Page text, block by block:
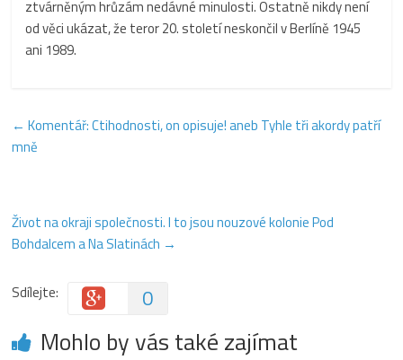
ztvárněným hrůzám nedávné minulosti. Ostatně nikdy není
od věci ukázat, že teror 20. století neskončil v Berlíně 1945
ani 1989.
← Komentář: Ctihodnosti, on opisuje! aneb Tyhle tři akordy patří
mně
Život na okraji společnosti. I to jsou nouzové kolonie Pod
Bohdalcem a Na Slatinách →
Sdílejte: 0
Mohlo by vás také zajímat